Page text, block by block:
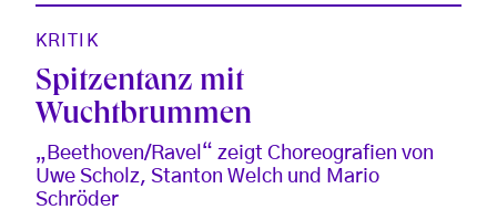
KRITIK
Spitzentanz mit
Wuchtbrummen
„Beethoven/Ravel“ zeigt Choreografien von
Uwe Scholz, Stanton Welch und Mario
Schröder